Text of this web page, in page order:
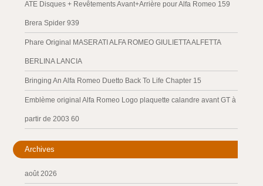
ATE Disques + Revêtements Avant+Arrière pour Alfa Romeo 159
Brera Spider 939
Phare Original MASERATI ALFA ROMEO GIULIETTA ALFETTA
BERLINA LANCIA
Bringing An Alfa Romeo Duetto Back To Life Chapter 15
Emblème original Alfa Romeo Logo plaquette calandre avant GT à
partir de 2003 60
Archives
août 2026